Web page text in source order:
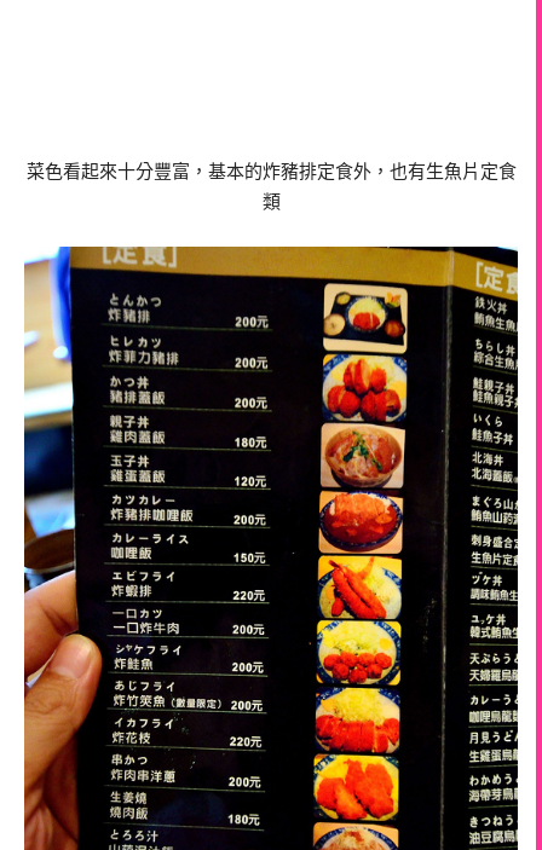
菜色看起來十分豐富，基本的炸豬排定食外，也有生魚片定食
類